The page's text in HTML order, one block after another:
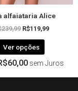
alfaiataria Alice
239,99 R$119,99
Ver opções
do
produto
60,00 sem Juros